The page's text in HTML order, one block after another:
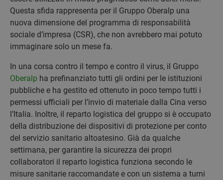
Questa sfida rappresenta per il Gruppo Oberalp una
nuova dimensione del programma di responsabilità
sociale d’impresa (CSR), che non avrebbero mai potuto
immaginare solo un mese fa.
In una corsa contro il tempo e contro il virus, il Gruppo
Oberalp ha prefinanziato tutti gli ordini per le istituzioni
pubbliche e ha gestito ed ottenuto in poco tempo tutti i
permessi ufficiali per l’invio di materiale dalla Cina verso
l’Italia. Inoltre, il reparto logistica del gruppo si è occupato
della distribuzione dei dispositivi di protezione per conto
del servizio sanitario altoatesino. Già da qualche
settimana, per garantire la sicurezza dei propri
collaboratori il reparto logistica funziona secondo le
misure sanitarie raccomandate e con un sistema a turni